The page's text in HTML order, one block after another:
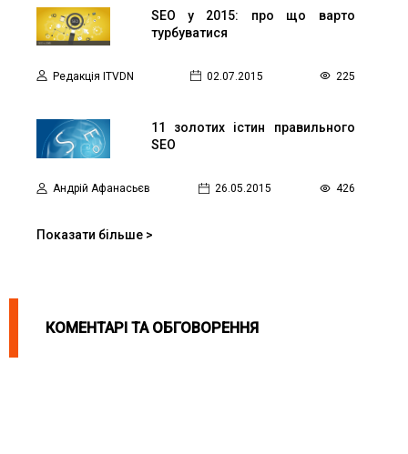
SEO у 2015: про що варто
турбуватися
Редакція ITVDN 02.07.2015 225
11 золотих істин правильного
SEO
Андрій Афанасьєв 26.05.2015 426
Показати більше >
КОМЕНТАРІ ТА ОБГОВОРЕННЯ